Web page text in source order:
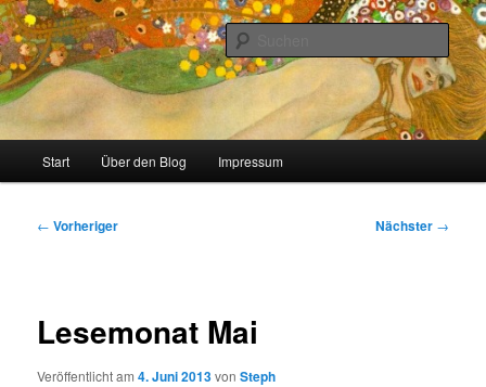
Zum
primären
Inhalt
springenmeinzigartig
Stricken, Nähen und alles was man selber machen kann
Start Über den Blog Impressum
Beitragsnavigation
← Vorheriger Nächster →
Lesemonat Mai
Veröffentlicht am4. Juni 2013vonSteph